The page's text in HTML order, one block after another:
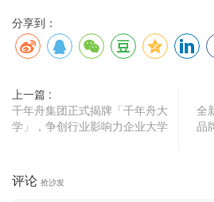
分享到：
上一篇 :
千年舟集团正式揭牌「千年舟大
学」，争创行业影响力企业大学
全
品
评论 抢沙发